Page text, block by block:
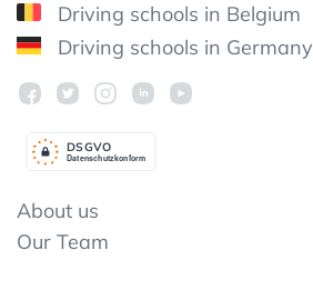
Driving schools in Belgium
Driving schools in Germany
Datenschutzkonform
DSGVO
About us
Our Team